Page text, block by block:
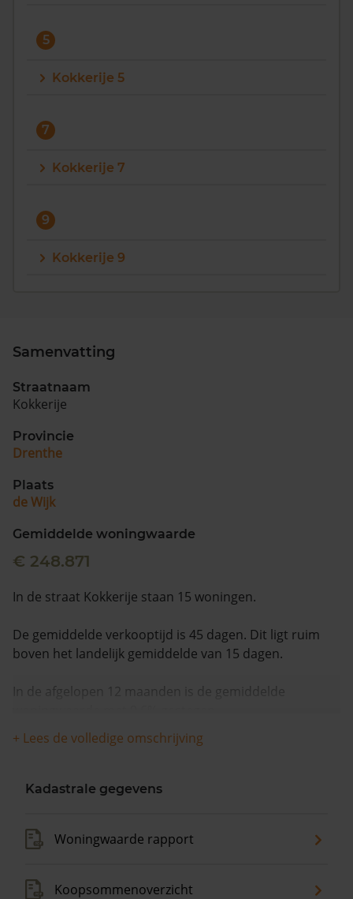
5
Kokkerije 5
7
Kokkerije 7
9
Kokkerije 9
Samenvatting
Straatnaam
Kokkerije
Provincie
Drenthe
Plaats
de Wijk
Gemiddelde woningwaarde
€ 248.871
In de straat Kokkerije staan 15 woningen.
De gemiddelde verkooptijd is 45 dagen. Dit ligt ruim
boven het landelijk gemiddelde van 15 dagen.
In de afgelopen 12 maanden is de gemiddelde
+ Lees de volledige omschrijving
Kadastrale gegevens
Woningwaarde rapport
Koopsommenoverzicht